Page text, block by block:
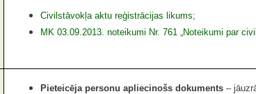
Civilstāvokļa aktu reģistrācijas likums;
MK 03.09.2013. noteikumi Nr. 761 „Noteikumi par
Pieteicēja personu apliecinošs dokuments –